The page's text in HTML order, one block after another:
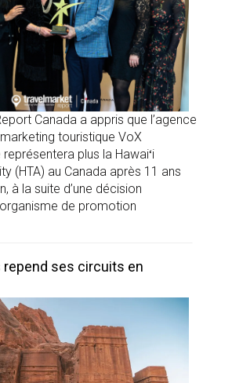
Canada a appris que l’agence
touristique VoX
plus la Hawaiʻi
(HTA) au Canada après 11 ans
à la suite d’une décision
de promotion
repend ses circuits en